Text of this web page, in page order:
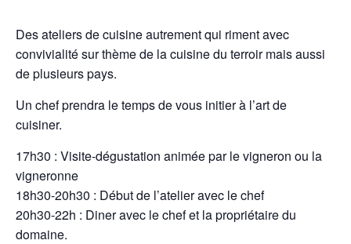
Des ateliers de cuisine autrement qui riment avec
convivialité sur thème de la cuisine du terroir mais aussi
de plusieurs pays.
Un chef prendra le temps de vous initier à l’art de
cuisiner.
17h30 : Visite-dégustation animée par le vigneron ou la
vigneronne
18h30-20h30 : Début de l’atelier avec le chef
20h30-22h : Diner avec le chef et la propriétaire du
domaine.